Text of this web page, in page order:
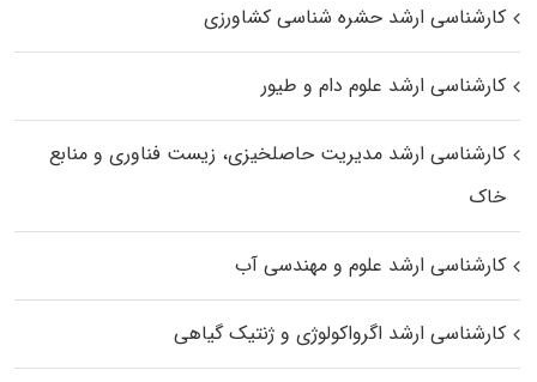
کارشناسی ارشد حشره‌ شناسی کشاورزی
کارشناسی ارشد علوم دام و طیور
کارشناسی ارشد مدیریت حاصلخیزی، زیست فناوری و منابع
خاک
کارشناسی ارشد علوم و مهندسی آب
کارشناسی ارشد اگرواکولوژی و ژنتیک گیاهی